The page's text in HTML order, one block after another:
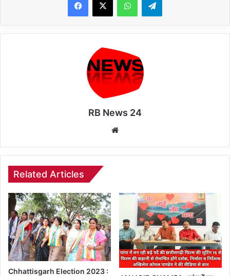
RB News 24
Related Articles
Chhattisgarh Election 2023 :